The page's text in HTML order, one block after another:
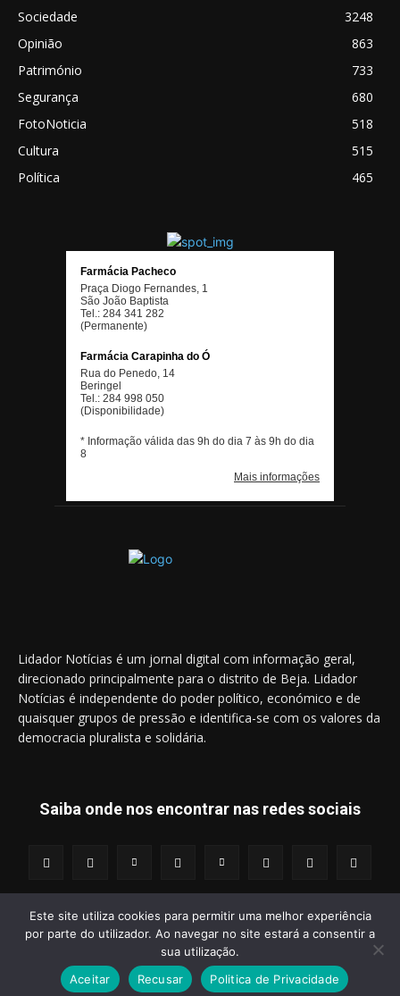
Sociedade
3248
Opinião
863
Património
733
Segurança
680
FotoNoticia
518
Cultura
515
Política
465
Lidador Notícias é um jornal digital com informação geral,
direcionado principalmente para o distrito de Beja. Lidador
Notícias é independente do poder político, económico e de
quaisquer grupos de pressão e identifica-se com os valores da
democracia pluralista e solidária.
Saiba onde nos encontrar nas redes sociais
© 2014 - 2025 Lidador Notícias. | Todos os Direitos Reservados.
Termos e Condições Política de Privacidade Publicidade
Este site utiliza cookies para permitir uma melhor experiência
por parte do utilizador. Ao navegar no site estará a consentir a
sua utilização.
Aceitar
Recusar Politica de Privacidade